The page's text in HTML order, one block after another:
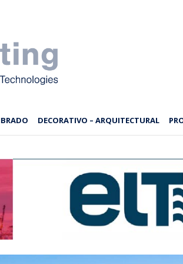
DECORATIVO – ARQUITECTURAL